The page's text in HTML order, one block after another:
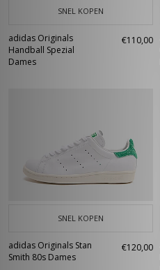
SNEL KOPEN
adidas Originals
Handball Spezial
Dames
€110,00
SNEL KOPEN
adidas Originals Stan
Smith 80s Dames
€120,00